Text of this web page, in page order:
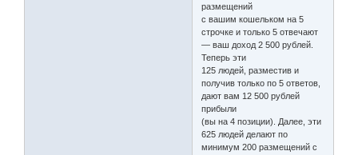
размещений
с вашим кошельком на 5
строчке и только 5 отвечают
— ваш доход 2 500 рублей.
Теперь эти
125 людей, разместив и
получив только по 5 ответов,
дают вам 12 500 рублей
прибыли
(вы на 4 позиции). Далее, эти
625 людей делают по
минимум 200 размещений с